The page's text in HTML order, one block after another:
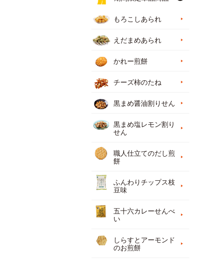
もろこしあられ
えだまめあられ
かれー煎餅
チーズ柿のたね
黒まめ醤油割りせん
黒まめ塩レモン割り
せん
職人仕立てのだし煎
餅
ふんわりチップス枝
豆味
五十六カレーせんべ
い
しらすとアーモンド
のお煎餅